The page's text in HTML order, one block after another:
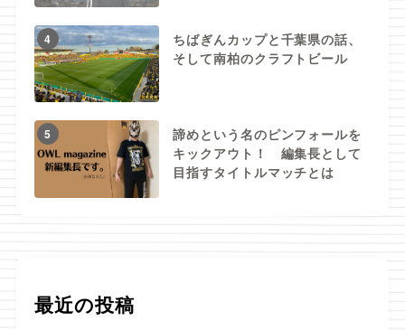
4
ちばぎんカップと千葉県の話、
そして南柏のクラフトビール
5
諦めという名のピンフォールを
キックアウト！ 編集長として
目指すタイトルマッチとは
最近の投稿